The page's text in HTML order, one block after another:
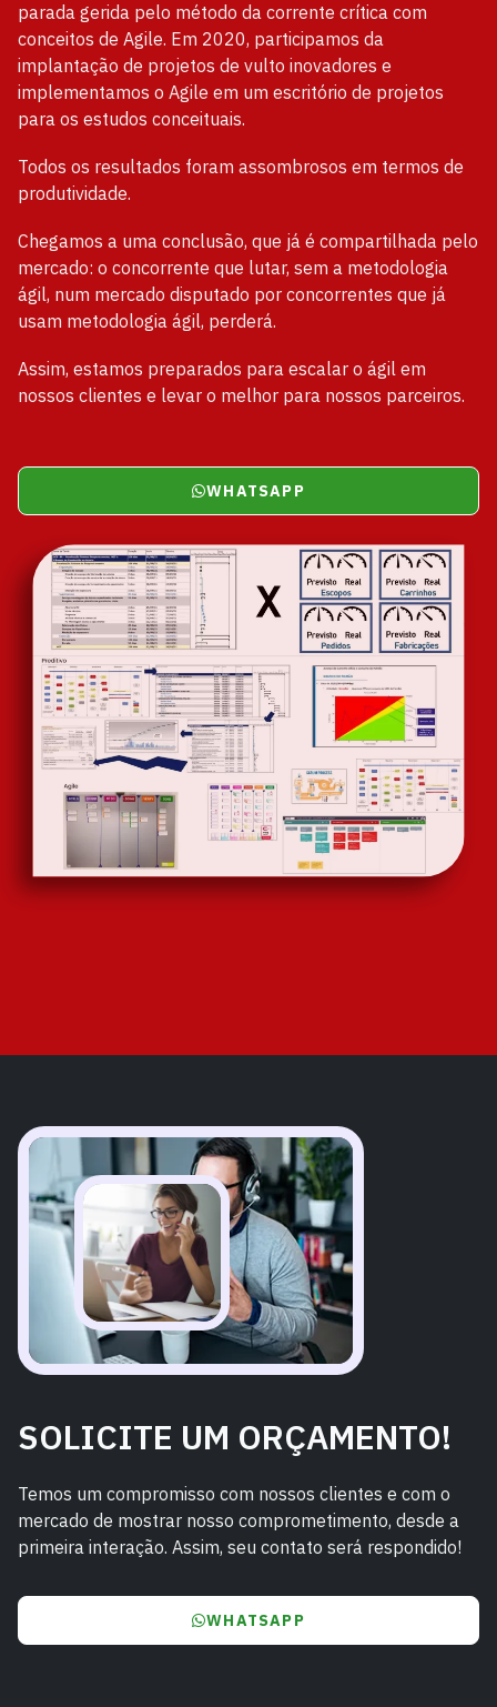
parada gerida pelo método da corrente crítica com
conceitos de Agile. Em 2020, participamos da
implantação de projetos de vulto inovadores e
implementamos o Agile em um escritório de projetos
para os estudos conceituais.
Todos os resultados foram assombrosos em termos de
produtividade.
Chegamos a uma conclusão, que já é compartilhada pelo
mercado: o concorrente que lutar, sem a metodologia
ágil, num mercado disputado por concorrentes que já
usam metodologia ágil, perderá.
Assim, estamos preparados para escalar o ágil em
nossos clientes e levar o melhor para nossos parceiros.
WHATSAPP
SOLICITE UM ORÇAMENTO!
Temos um compromisso com nossos clientes e com o
mercado de mostrar nosso comprometimento, desde a
primeira interação. Assim, seu contato será respondido!
WHATSAPP